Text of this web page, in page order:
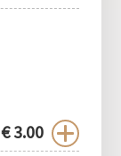
€3.00